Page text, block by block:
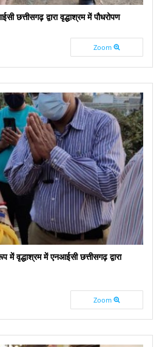
छत्तीसगढ़ द्वारा वृद्धाश्रम में पौधरोपण
Zoom
वृद्धाश्रम में एनआईसी छत्तीसगढ़ द्वारा
Zoom